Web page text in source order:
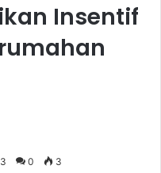
Insentif
0 3